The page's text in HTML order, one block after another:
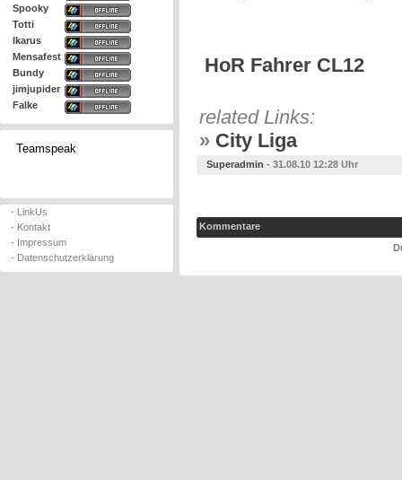
Spooky
Totti
Ikarus
Mensafest
Bundy
jimjupider
Falke
Teamspeak
- LinkUs
- Kontakt
- Impressum
- Datenschutzerklärung
HoR Fahrer CL12
related Links:
» City Liga
Superadmin - 31.08.10 12:28 Uhr
Kommentare